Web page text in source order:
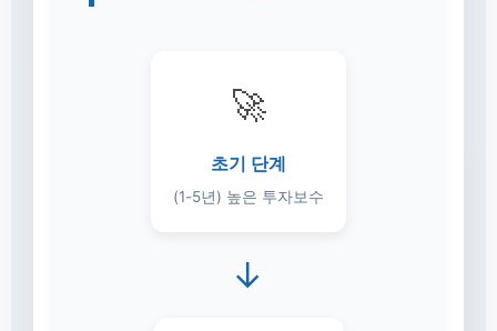
🚀
초기 단계
(1-5년) 높은 투자보수
→